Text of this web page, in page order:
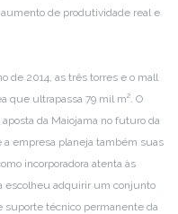
de produtividade real e
de 2014, as três torres e o mall
que ultrapassa 79 mil m². O
da Maiojama no futuro da
empresa planeja também suas
incorporadora atenta às
escolheu adquirir um conjunto
suporte técnico permanente da